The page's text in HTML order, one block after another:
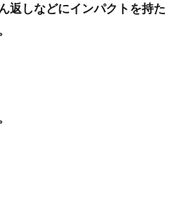
返しなどにインパクトを持た